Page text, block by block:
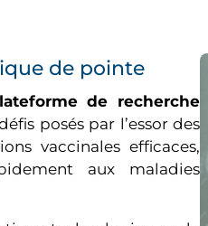
de pointe
de recherche
posés par l’essor des
vaccinales efficaces,
aux maladies